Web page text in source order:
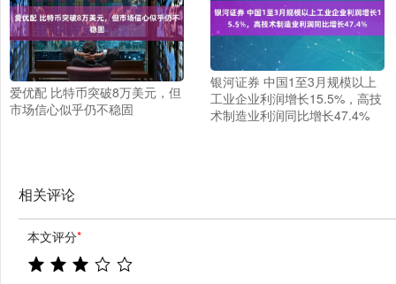
爱优配 比特币突破8万美元，但
市场信心似乎仍不稳固
银河证券 中国1至3月规模以上
工业企业利润增长15.5%，高技
术制造业利润同比增长47.4%
相关评论
本文评分*